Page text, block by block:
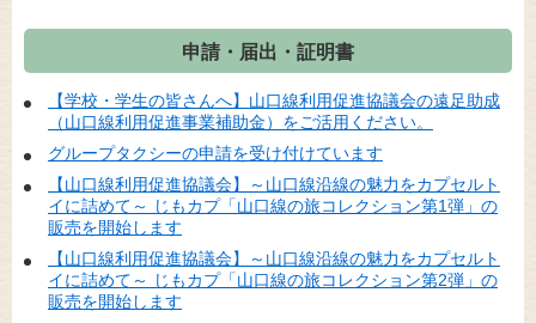
申請・届出・証明書
【学校・学生の皆さんへ】山口線利用促進協議会の遠足助成
（山口線利用促進事業補助金）をご活用ください。
グループタクシーの申請を受け付けています
【山口線利用促進協議会】～山口線沿線の魅力をカプセルト
イに詰めて～ じもカプ「山口線の旅コレクション第1弾」の
販売を開始します
【山口線利用促進協議会】～山口線沿線の魅力をカプセルト
イに詰めて～ じもカプ「山口線の旅コレクション第2弾」の
販売を開始します